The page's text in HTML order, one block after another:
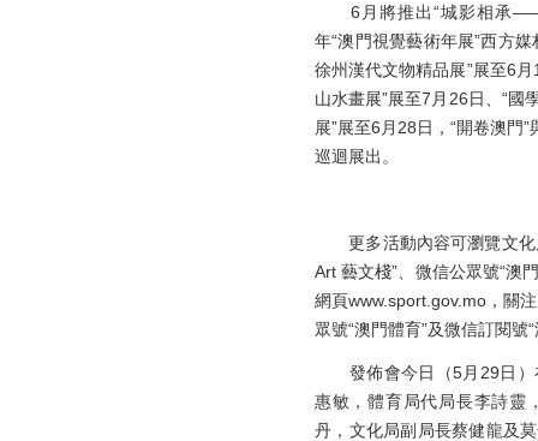
6月將推出“城影相承——
年“澳門視覺藝術年展”西方
徐州漢代文物精品展”展至6
山水畫展”展至7月26日、“
展”展至6月28日，“開卷澳門
巡迴展出。
更多活動內容可瀏覽文化
Art 藝文棧”、微信公眾號“澳
網頁www.sport.gov.mo，關
眾號“澳門體育”及微信訂閱號
發佈會今日（5月29日）
惠敏，體育局代局長李詩靈
丹，文化局副局長蔡健龍及